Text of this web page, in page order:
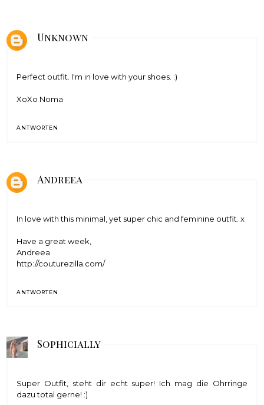
Unknown
Perfect outfit. I'm in love with your shoes. :)
XoXo Noma
ANTWORTEN
Andreea
In love with this minimal, yet super chic and feminine outfit. x
Have a great week,
Andreea
http://couturezilla.com/
ANTWORTEN
Sophicially
Super Outfit, steht dir echt super! Ich mag die Ohrringe
dazu total gerne! :)